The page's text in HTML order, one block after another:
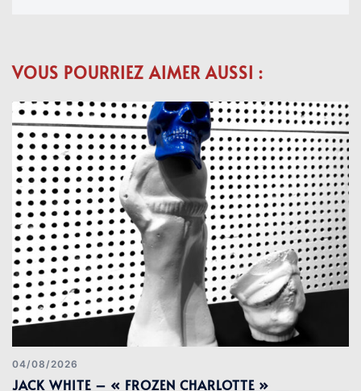
VOUS POURRIEZ AIMER AUSSI :
04/08/2026
JACK WHITE – « FROZEN CHARLOTTE »